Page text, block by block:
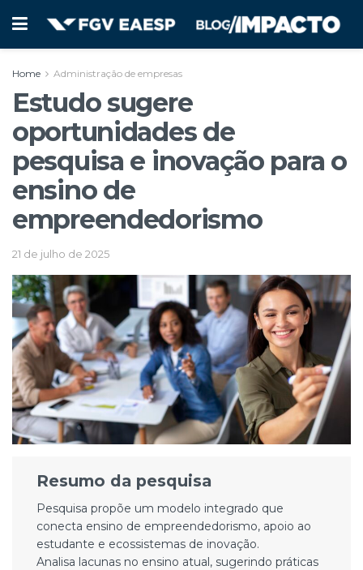
Home Administração de empresas
Estudo sugere
oportunidades de
pesquisa e inovação para o
ensino de
empreendedorismo
21 de julho de 2025
Resumo da pesquisa
Pesquisa propõe um modelo integrado que
conecta ensino de empreendedorismo, apoio ao
estudante e ecossistemas de inovação.
Analisa lacunas no ensino atual, sugerindo práticas